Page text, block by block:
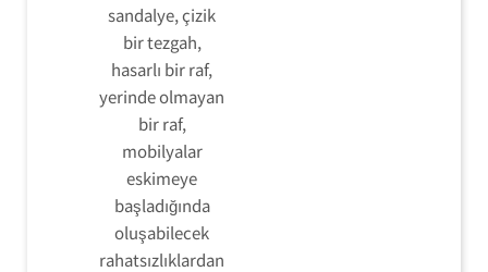
sandalye, çizik
bir tezgah,
hasarlı bir raf,
yerinde olmayan
bir raf,
mobilyalar
eskimeye
başladığında
oluşabilecek
rahatsızlıklardan